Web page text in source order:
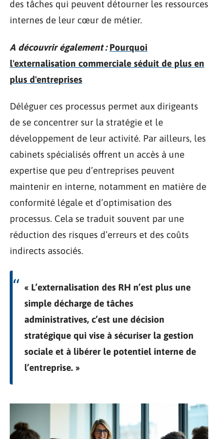
des tâches qui peuvent détourner les ressources
internes de leur cœur de métier.
A découvrir également : Pourquoi
l'externalisation commerciale séduit de plus en
plus d'entreprises
Déléguer ces processus permet aux dirigeants
de se concentrer sur la stratégie et le
développement de leur activité. Par ailleurs, les
cabinets spécialisés offrent un accès à une
expertise que peu d’entreprises peuvent
maintenir en interne, notamment en matière de
conformité légale et d’optimisation des
processus. Cela se traduit souvent par une
réduction des risques d’erreurs et des coûts
indirects associés.
« L’externalisation des RH n’est plus une
simple décharge de tâches
administratives, c’est une décision
stratégique qui vise à sécuriser la gestion
sociale et à libérer le potentiel interne de
l’entreprise. »